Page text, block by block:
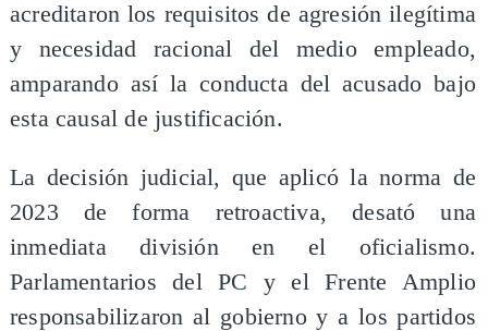
acreditaron los requisitos de agresión ilegítima
y necesidad racional del medio empleado,
amparando así la conducta del acusado bajo
esta causal de justificación.
La decisión judicial, que aplicó la norma de
2023 de forma retroactiva, desató una
inmediata división en el oficialismo.
Parlamentarios del PC y el Frente Amplio
responsabilizaron al gobierno y a los partidos